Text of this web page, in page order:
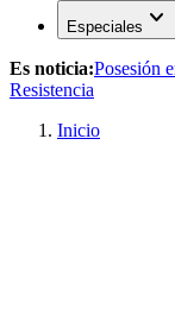
Especiales expand_more
Es noticia:Posesión
Resistencia
Inicio